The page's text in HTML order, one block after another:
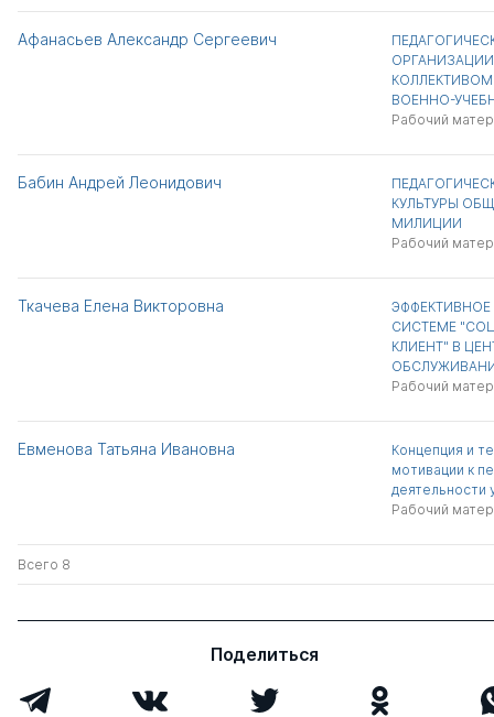
Афанасьев Александр Сергеевич
ВОЕННО-
Рабочий
Бабин Андрей Леонидович
КУЛЬТУРЫ
МИЛИЦИИ
Рабочий
Ткачева Елена Викторовна
СИСТЕМЕ
КЛИЕНТ" В
Рабочий
Евменова Татьяна Ивановна
Концепция и
мотивации к
деятельности
Рабочий
Всего 8
Поделиться